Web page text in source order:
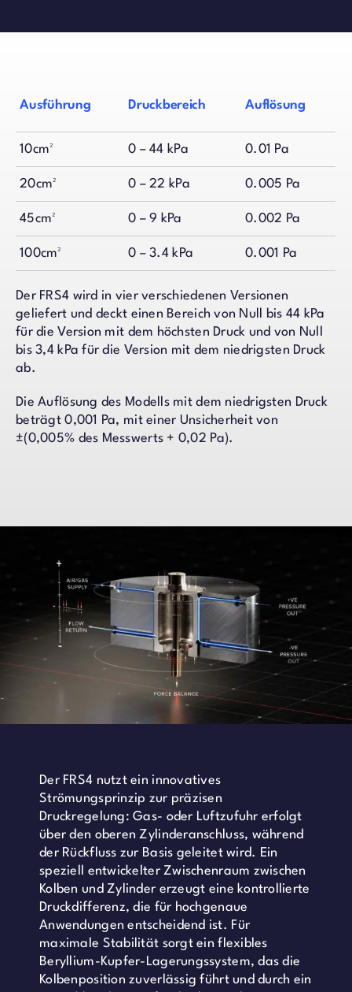
Ausführung Druckbereich Auflösung
10cm² 0 – 44 kPa 0.01 Pa
20cm² 0 – 22 kPa 0.005 Pa
45cm² 0 – 9 kPa 0.002 Pa
100cm² 0 – 3.4 kPa 0.001 Pa
Der FRS4 wird in vier verschiedenen Versionen
geliefert und deckt einen Bereich von Null bis 44 kPa
für die Version mit dem höchsten Druck und von Null
bis 3,4 kPa für die Version mit dem niedrigsten Druck
ab.
Die Auflösung des Modells mit dem niedrigsten Druck
beträgt 0,001 Pa, mit einer Unsicherheit von
±(0,005% des Messwerts + 0,02 Pa).
Der FRS4 nutzt ein innovatives
Strömungsprinzip zur präzisen
Druckregelung: Gas- oder Luftzufuhr erfolgt
über den oberen Zylinderanschluss, während
der Rückfluss zur Basis geleitet wird. Ein
speziell entwickelter Zwischenraum zwischen
Kolben und Zylinder erzeugt eine kontrollierte
Druckdifferenz, die für hochgenaue
Anwendungen entscheidend ist. Für
maximale Stabilität sorgt ein flexibles
Beryllium-Kupfer-Lagerungssystem, das die
Kolbenposition zuverlässig führt und durch ein